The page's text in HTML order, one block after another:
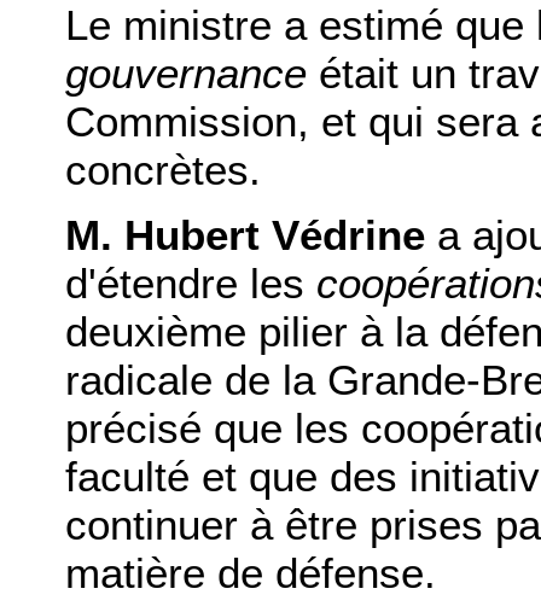
Le ministre a estimé
gouvernance était un
Commission, et qui sera
concrètes.
M. Hubert Védrine a
d'étendre les
deuxième pilier à la
radicale de la Grande-
précisé que les
faculté et que des
continuer à être prises
matière de défense.